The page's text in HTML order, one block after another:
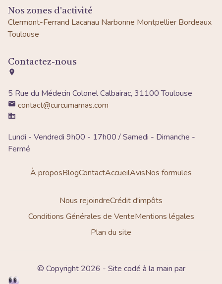
Nos zones d'activité
Clermont-Ferrand Lacanau Narbonne Montpellier Bordeaux
Toulouse
Contactez-nous
5 Rue du Médecin Colonel Calbairac, 31100 Toulouse
contact@curcumamas.com
Lundi - Vendredi 9h00 - 17h00 / Samedi - Dimanche -
Fermé
À proposBlogContactAccueilAvisNos formules
Nous rejoindreCrédit d'impôts
Conditions Générales de VenteMentions légales
Plan du site
© Copyright 2026 - Site codé à la main par